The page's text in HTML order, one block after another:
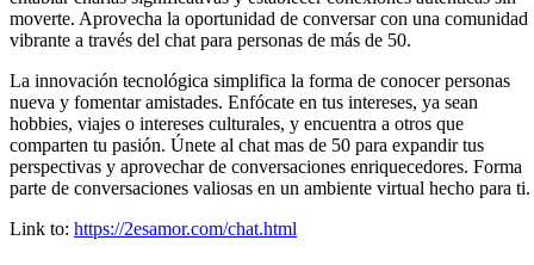
moverte. Aprovecha la oportunidad de conversar con una comunidad
vibrante a través del chat para personas de más de 50.
La innovación tecnológica simplifica la forma de conocer personas
nueva y fomentar amistades. Enfócate en tus intereses, ya sean
hobbies, viajes o intereses culturales, y encuentra a otros que
comparten tu pasión. Únete al chat mas de 50 para expandir tus
perspectivas y aprovechar de conversaciones enriquecedores. Forma
parte de conversaciones valiosas en un ambiente virtual hecho para ti.
Link to: https://2esamor.com/chat.html